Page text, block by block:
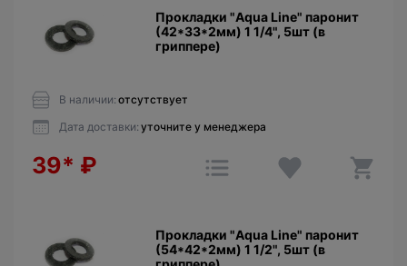
Прокладки "Aqua Line" паронит
(42*33*2мм) 1 1/4", 5шт (в
гриппере)
В наличии: отсутствует
Дата доставки: уточните у менеджера
39* ₽
Прокладки "Aqua Line" паронит
(54*42*2мм) 1 1/2", 5шт (в